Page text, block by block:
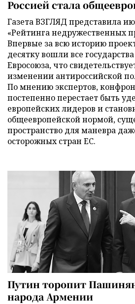
Россией стала
Газета ВЗГЛЯД представила
«Рейтинга недружественных
Впервые за всю историю
десятку вошли все
Евросоюза, что
изменении антироссийской
По мнению экспертов,
постепенно перестает быть
европейских лидеров и
общеевропейской нормой,
пространство для маневра
осторожных стран ЕС.
Путин торопит
народа Армении